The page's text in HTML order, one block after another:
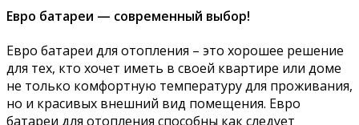
Евро батареи — современный выбор!
Евро батареи для отопления – это хорошее решение
для тех, кто хочет иметь в своей квартире или доме
не только комфортную температуру для проживания,
но и красивых внешний вид помещения. Евро
батареи для отопления способны как следует